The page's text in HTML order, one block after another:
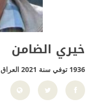
خيري الضامن
1936 توفي سنة 2021 العراق